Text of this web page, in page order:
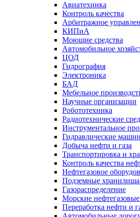
Авиатехника
Контроль качества
Арбитражное
КИПиА
Моющие средства
Автомобильное
ЦОД
Гидрография
Электроника
БАД
Мебельное
Научные организации
Робототехника
Радиотехнические
Инструментальное
Гидравлические
Добыча нефти и газа
Транспортировка и
Контроль качества
Нефтегазовое
Подземные
Газораспределение
Морские
Переработка нефти и